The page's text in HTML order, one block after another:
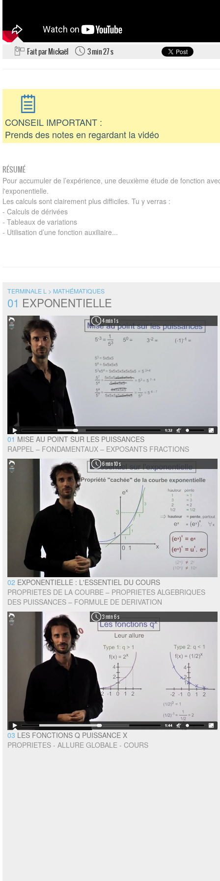
Fait par Mickaël 3 min 27 s
CONSEIL IMPORTANT :
Prends des notes en regardant la vidéo
RÉSUMÉ
Pour accumuler de l’expérience, une deuxième étude de fonction
l'exponentielle.
Les calculs sont clairement plus difficiles. Tu y verras :
- Calculs de dérivées
- Tableaux de variations
- Utilisation d’une fonction auxiliaire...
TERMINALE L > MATHÉMATIQUES
01 EXPONENTIELLE
4 min 1 s
01 MISE AU POINT SUR LES PUISSANCES
RAPPEL – FONDAMENTAUX – EXPOSANTS FRACTIONS
6 min 10 s
02 EXPONENTIELLE : L'ESSENTIEL DU COURS
PROPRIETES DE LA COURBE – PROPRIETES ALGEBRIQUES
DES PUISSANCES – FORMULE DE DERIVATION
3 min 6 s
03 LES FONCTIONS Q PUISSANCE X
PROPRIETES - ALLURE GLOBALE - COURS